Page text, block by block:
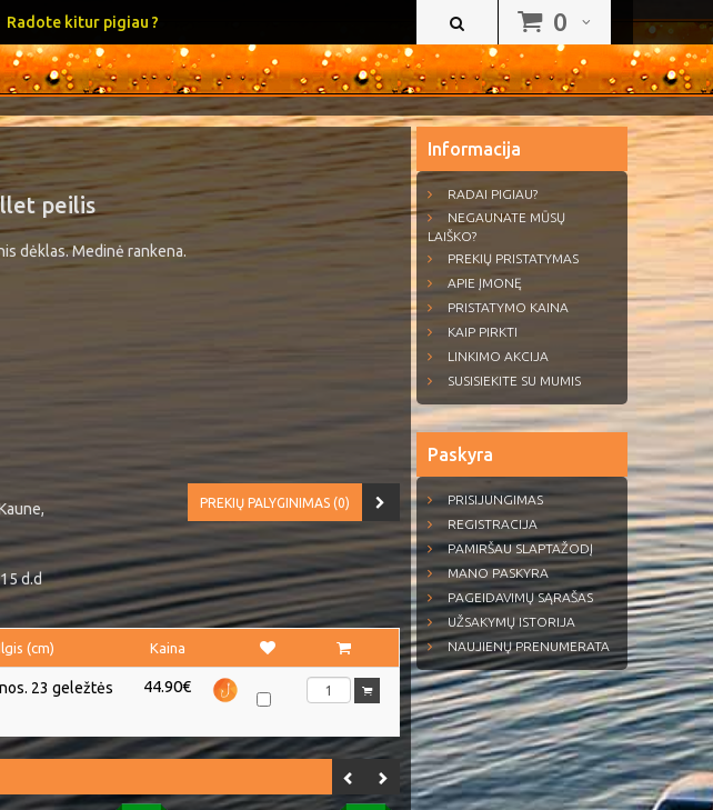
0
Radote kitur pigiau ?
peilis
dėklas. Medinė rankena.
d.d
PREKIŲ PALYGINIMAS (0)
(cm) Kaina
23 geležtės 44.90€
Informacija
RADAI PIGIAU?
NEGAUNATE MŪSŲ
LAIŠKO?
PREKIŲ PRISTATYMAS
APIE ĮMONĘ
PRISTATYMO KAINA
KAIP PIRKTI
LINKIMO AKCIJA
SUSISIEKITE SU MUMIS
Paskyra
PRISIJUNGIMAS
REGISTRACIJA
PAMIRŠAU SLAPTAŽODĮ
MANO PASKYRA
PAGEIDAVIMŲ SĄRAŠAS
UŽSAKYMŲ ISTORIJA
NAUJIENŲ PRENUMERATA